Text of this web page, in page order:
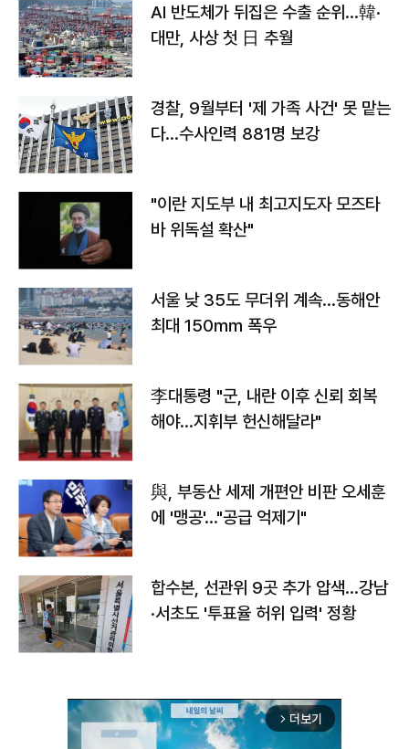
AI 반도체가 뒤집은 수출 순위…韓·
대만, 사상 첫 日 추월
경찰, 9월부터 '제 가족 사건' 못 맡는
다…수사인력 881명 보강
"이란 지도부 내 최고지도자 모즈타
바 위독설 확산"
서울 낮 35도 무더위 계속…동해안
최대 150㎜ 폭우
李대통령 "군, 내란 이후 신뢰 회복
해야…지휘부 헌신해달라"
與, 부동산 세제 개편안 비판 오세훈
에 '맹공'…"공급 억제기"
합수본, 선관위 9곳 추가 압색…강남
·서초도 '투표율 허위 입력' 정황
arrow_forward_ios 더보기